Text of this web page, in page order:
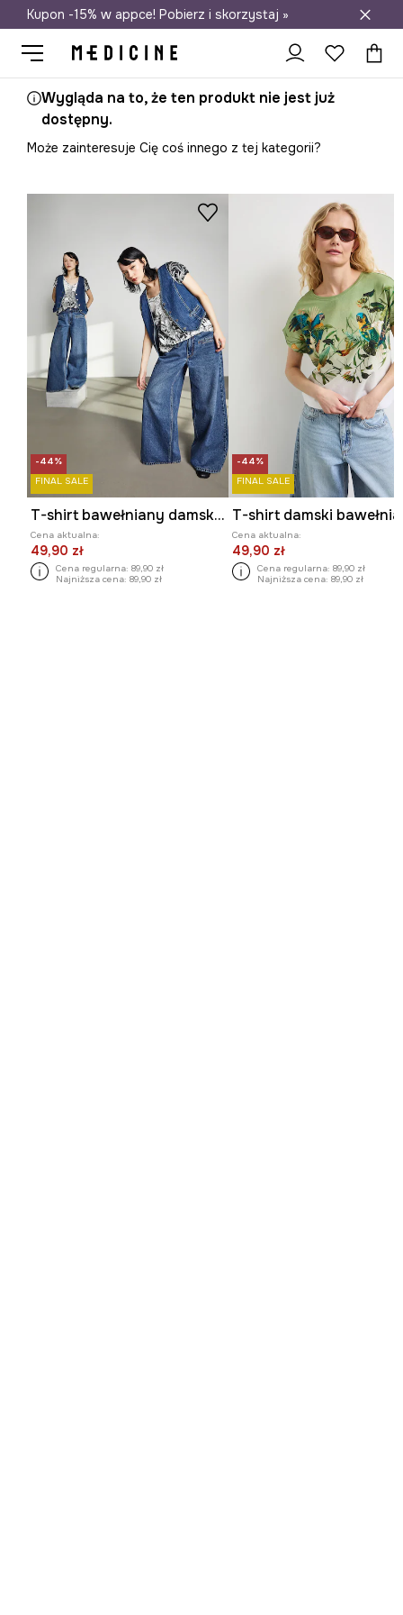
Darmowa dostawa do salonów
Kupon -15% w appce! Pobierz i skorzystaj »
Wygląda na to, że ten produkt nie jest już
dostępny.
Może zainteresuje Cię coś innego z tej kategorii?
-44%
FINAL SALE
T-shirt bawełniany damski z kolekcji Tajemniczy Świat Medicine
Cena aktualna:
49,90 zł
Cena regularna: 89,90 zł
Najniższa cena: 89,90 zł
-44%
FINAL SALE
Cena aktualna:
49,90 zł
Cena regularna: 89,90 zł
Najniższa cena: 89,90 zł